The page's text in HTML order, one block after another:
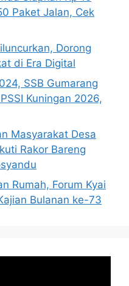
Paket Jalan, Cek
Dorong
di Era Digital
SSB Gumarang
Kuningan 2026,
Masyarakat Desa
Rakor Bareng
Rumah, Forum Kyai
Bulanan ke-73